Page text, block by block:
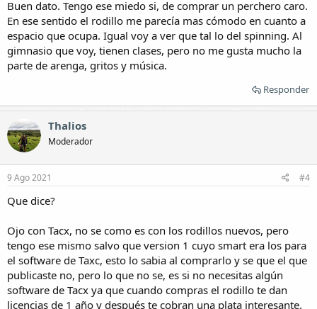
Buen dato. Tengo ese miedo si, de comprar un perchero caro.
En ese sentido el rodillo me parecía mas cómodo en cuanto a
espacio que ocupa. Igual voy a ver que tal lo del spinning. Al
gimnasio que voy, tienen clases, pero no me gusta mucho la
parte de arenga, gritos y música.
Responder
Thalios
Moderador
9 Ago 2021 #4
Que dice?
Ojo con Tacx, no se como es con los rodillos nuevos, pero
tengo ese mismo salvo que version 1 cuyo smart era los para
el software de Taxc, esto lo sabia al comprarlo y se que el que
publicaste no, pero lo que no se, es si no necesitas algún
software de Tacx ya que cuando compras el rodillo te dan
licencias de 1 año y después te cobran una plata interesante.